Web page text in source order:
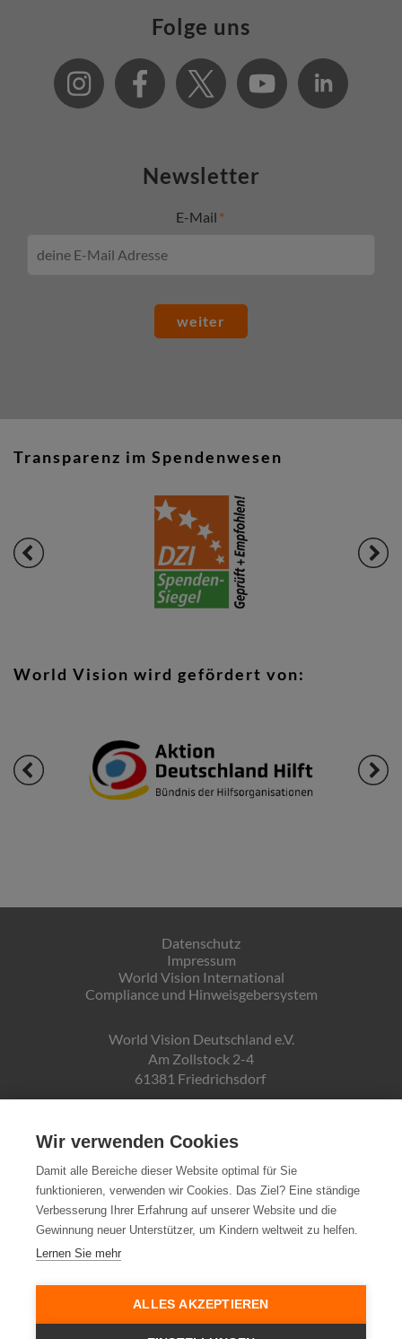
Folge uns
Newsletter
E-Mail
weiter
Transparenz im Spendenwesen
World Vision wird gefördert von:
Datenschutz
Impressum
World Vision International
Compliance und Hinweisgebersystem
World Vision Deutschland e.V.
Am Zollstock 2-4
61381 Friedrichsdorf
DE19ZZZ00000150171
Spendenkonto:
Pax-Bank für Kirche und Caritas eG
IBAN DE72370601934010500007
Wir verwenden Cookies
Damit alle Bereiche dieser Website optimal für Sie
funktionieren, verwenden wir Cookies. Das Ziel? Eine ständige
Verbesserung Ihrer Erfahrung auf unserer Website und die
Gewinnung neuer Unterstützer, um Kindern weltweit zu helfen.
Lernen Sie mehr
ALLES AKZEPTIEREN